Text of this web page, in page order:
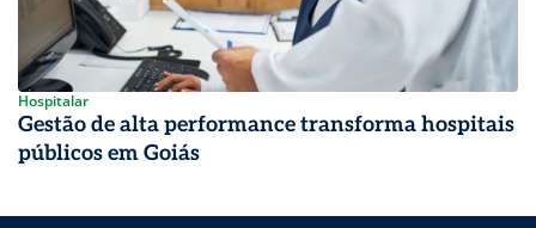
Hospitalar
Gestão de alta performance transforma hospitais
públicos em Goiás